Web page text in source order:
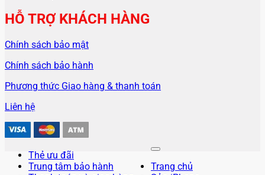
HỖ TRỢ KHÁCH HÀNG
Chính sách bảo mật
Chính sách bảo hành
Phương thức Giao hàng & thanh toán
Liên hệ
Thẻ ưu đãi
Trung tâm bảo hành
Trang chủ